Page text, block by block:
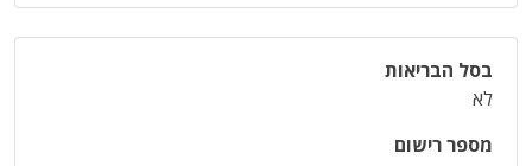
בסל הבריאות
לא
מספר רישום